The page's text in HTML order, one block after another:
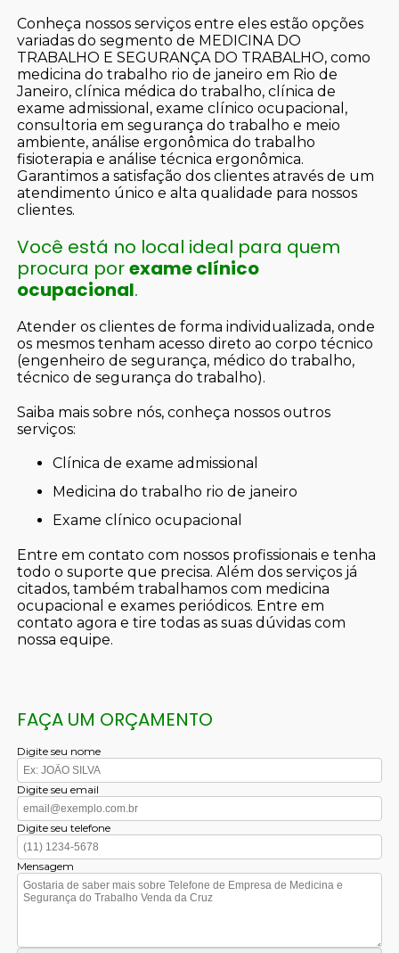
Conheça nossos serviços entre eles estão opções
variadas do segmento de MEDICINA DO
TRABALHO E SEGURANÇA DO TRABALHO, como
medicina do trabalho rio de janeiro em Rio de
Janeiro, clínica médica do trabalho, clínica de
exame admissional, exame clínico ocupacional,
consultoria em segurança do trabalho e meio
ambiente, análise ergonômica do trabalho
fisioterapia e análise técnica ergonômica.
Garantimos a satisfação dos clientes através de um
atendimento único e alta qualidade para nossos
clientes.
Você está no local ideal para quem
procura porexame clínico
ocupacional.
Atender os clientes de forma individualizada, onde
os mesmos tenham acesso direto ao corpo técnico
(engenheiro de segurança, médico do trabalho,
técnico de segurança do trabalho).
Saiba mais sobre nós, conheça nossos outros
serviços:
clínica de exame admissional
medicina do trabalho rio de janeiro
exame clínico ocupacional
Entre em contato com nossos profissionais e tenha
todo o suporte que precisa. Além dos serviços já
citados, também trabalhamos com medicina
ocupacional e exames periódicos. Entre em
contato agora e tire todas as suas dúvidas com
nossa equipe.
FAÇA UM ORÇAMENTO
Digite seu nome
Digite seu email
Digite seu telefone
Mensagem